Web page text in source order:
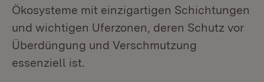
Ökosysteme mit einzigartigen Schichtungen
und wichtigen Uferzonen, deren Schutz vor
Überdüngung und Verschmutzung
essenziell ist.